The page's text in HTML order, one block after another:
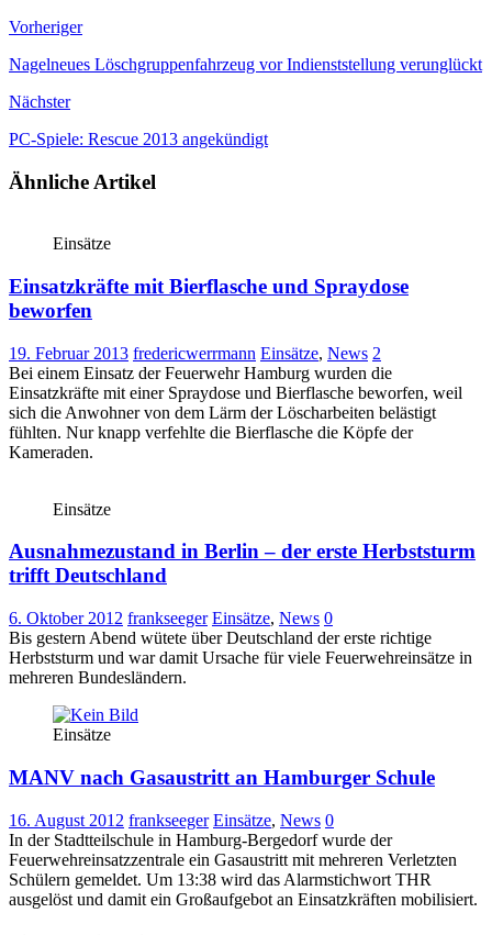
Vorheriger
Nagelneues Löschgruppenfahrzeug vor Indienststellung verunglückt
Nächster
PC-Spiele: Rescue 2013 angekündigt
Ähnliche Artikel
Einsätze
Einsatzkräfte mit Bierflasche und Spraydose
beworfen
19. Februar 2013 fredericwerrmann Einsätze, News 2
Bei einem Einsatz der Feuerwehr Hamburg wurden die
Einsatzkräfte mit einer Spraydose und Bierflasche beworfen, weil
sich die Anwohner von dem Lärm der Löscharbeiten belästigt
fühlten. Nur knapp verfehlte die Bierflasche die Köpfe der
Kameraden.
Einsätze
Ausnahmezustand in Berlin – der erste Herbststurm
trifft Deutschland
6. Oktober 2012 frankseeger Einsätze, News 0
Bis gestern Abend wütete über Deutschland der erste richtige
Herbststurm und war damit Ursache für viele Feuerwehreinsätze in
mehreren Bundesländern.
Einsätze
MANV nach Gasaustritt an Hamburger Schule
16. August 2012 frankseeger Einsätze, News 0
In der Stadtteilschule in Hamburg-Bergedorf wurde der
Feuerwehreinsatzzentrale ein Gasaustritt mit mehreren Verletzten
Schülern gemeldet. Um 13:38 wird das Alarmstichwort THR
ausgelöst und damit ein Großaufgebot an Einsatzkräften mobilisiert.